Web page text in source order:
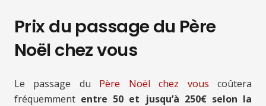
Prix du passage du Père
Noël chez vous
Le passage du Père Noël chez vous coûtera
fréquemment entre 50 et jusqu’à 250€ selon la